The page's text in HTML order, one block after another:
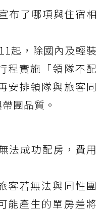
布了哪項與住宿相
起，除國內及輕裝
程實施「領隊不配
安排領隊與旅客同
團品質。
法成功配房，費用
客若無法與同性團
能產生的單房差將